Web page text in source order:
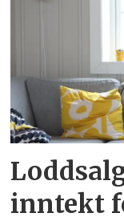
inntekt